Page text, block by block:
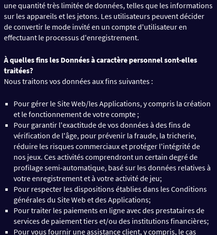
une quantité très limitée de données, telles que les informations
sur les appareils et les jetons. Les utilisateurs peuvent décider
de convertir le mode invité en un compte d'utilisateur en
effectuant le processus d'enregistrement.
À quelles fins les Données à caractère personnel sont-elles
traitées?
Nous traitons vos données aux fins suivantes :
Pour gérer le Site Web/les Applications, y compris la création
et le fonctionnement de votre compte ;
Pour garantir l'exactitude de vos données à des fins de
vérification de l'âge, pour prévenir la fraude, la tricherie,
réduire les risques commerciaux et protéger l'intégrité de
nos jeux. Ces activités comprendront un certain degré de
profilage semi-automatique, basé sur les données relatives à
votre enregistrement et à votre activité de jeu;
Pour respecter les dispositions établies dans les Conditions
générales du Site Web et des Applications;
Pour traiter les paiements en ligne avec des prestataires de
services de paiement tiers et/ou des institutions financières;
Pour vous fournir une assistance client, y compris, le cas